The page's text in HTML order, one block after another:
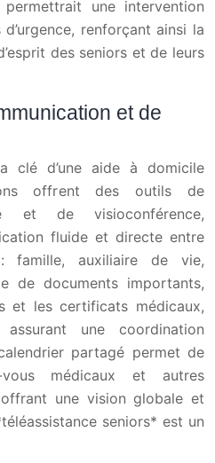
une intervention
renforçant ainsi la
des seniors et de leurs
et de
clé d’une aide à domicile
offrent des outils de
et de visioconférence,
fluide et directe entre
famille, auxiliaire de vie,
de documents importants,
et les certificats médicaux,
une coordination
partagé permet de
vous médicaux et autres
une vision globale et
seniors* est un